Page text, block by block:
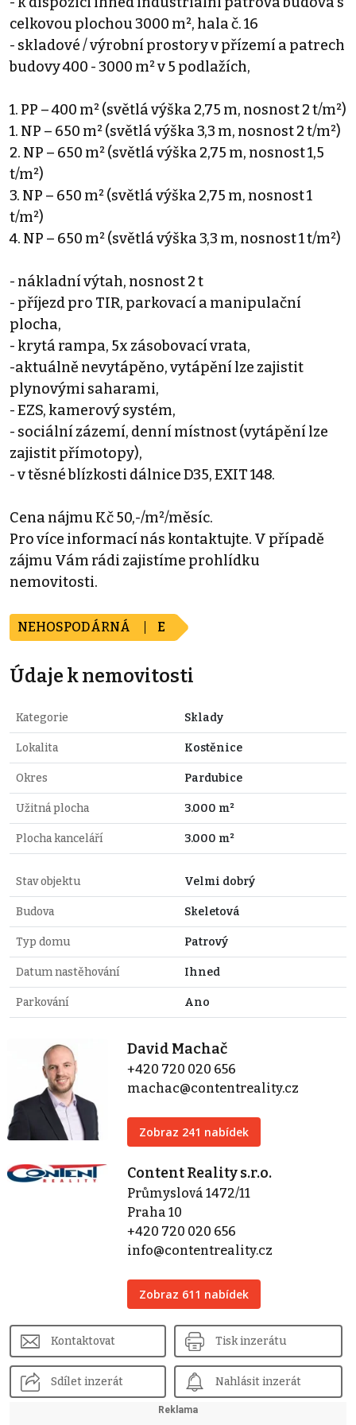
celkovou plochou 3000 m², hala č. 16
- skladové / výrobní prostory v přízemí a patrech
budovy 400 - 3000 m² v 5 podlažích,
1. PP – 400 m² (světlá výška 2,75 m, nosnost 2 t/m²)
1. NP – 650 m² (světlá výška 3,3 m, nosnost 2 t/m²)
2. NP – 650 m² (světlá výška 2,75 m, nosnost 1,5
t/m²)
3. NP – 650 m² (světlá výška 2,75 m, nosnost 1
t/m²)
4. NP – 650 m² (světlá výška 3,3 m, nosnost 1 t/m²)
- nákladní výtah, nosnost 2 t
- příjezd pro TIR, parkovací a manipulační
plocha,
- krytá rampa, 5x zásobovací vrata,
-aktuálně nevytápěno, vytápění lze zajistit
plynovými saharami,
- EZS, kamerový systém,
- sociální zázemí, denní místnost (vytápění lze
zajistit přímotopy),
- v těsné blízkosti dálnice D35, EXIT 148.
Cena nájmu Kč 50,-/m²/měsíc.
Pro více informací nás kontaktujte. V případě
zájmu Vám rádi zajistíme prohlídku
nemovitosti.
NEHOSPODÁRNÁ E
Údaje k nemovitosti
Kategorie Sklady
Lokalita Kostěnice
Okres Pardubice
Užitná plocha 3.000 m²
Plocha kanceláří 3.000 m²
Stav objektu Velmi dobrý
Budova Skeletová
Typ domu Patrový
Datum nastěhování Ihned
Parkování Ano
David Machač
+420 720 020 656
machac@contentreality.cz
Zobraz 241 nabídek
Content Reality s.r.o.
Průmyslová 1472/11
Praha 10
+420 720 020 656
info@contentreality.cz
Zobraz 611 nabídek
Kontaktovat Tisk inzerátu
Sdílet inzerát Nahlásit inzerát